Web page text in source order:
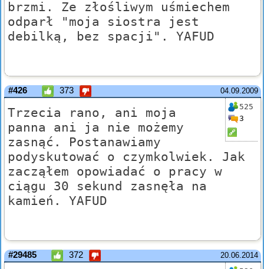
brzmi. Ze złośliwym uśmiechem
odparł "moja siostra jest
debilką, bez spacji". YAFUD
04.09.2009
#426 373
525
3
Trzecia rano, ani moja
panna ani ja nie możemy
zasnąć. Postanawiamy
podyskutować o czymkolwiek. Jak
zacząłem opowiadać o pracy w
ciągu 30 sekund zasnęła na
kamień. YAFUD
20.06.2014
#29485 372